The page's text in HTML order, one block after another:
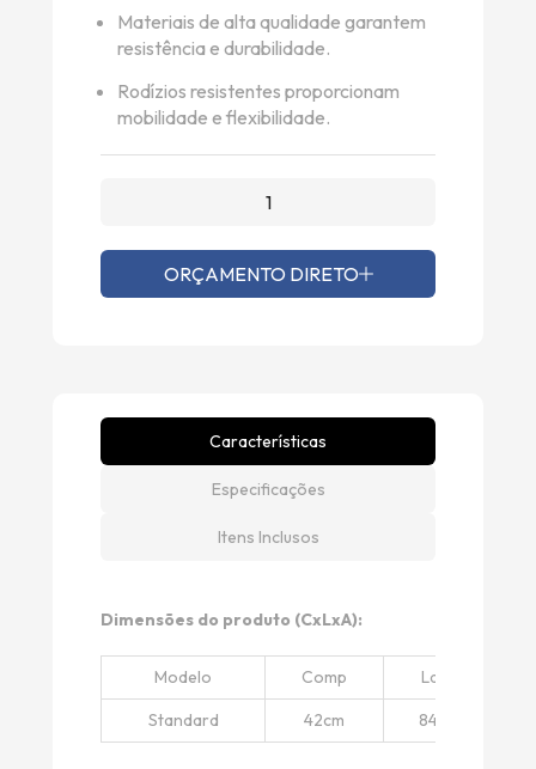
Materiais de alta qualidade garantem
resistência e durabilidade.
Rodízios resistentes proporcionam
mobilidade e flexibilidade.
ORÇAMENTO DIRETO
Características
Especificações
Itens Inclusos
Dimensões do produto (CxLxA):
Modelo Comp
Larg
Standard
42cm 84cm